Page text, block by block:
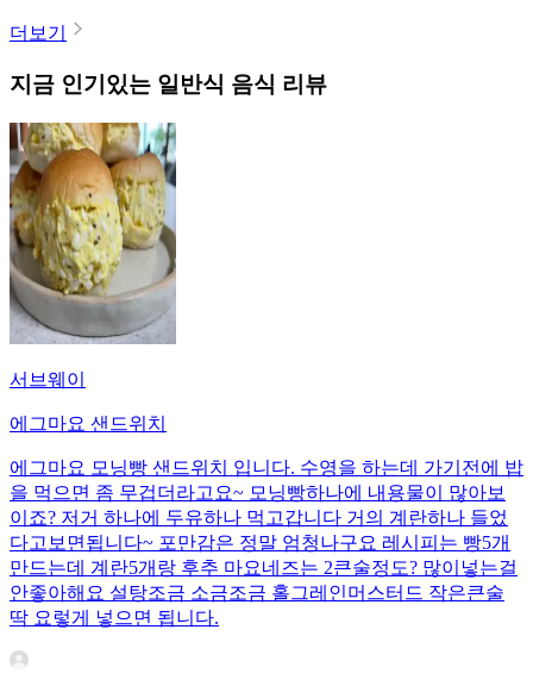
더보기
지금 인기있는 일반식 음식 리뷰
서브웨이
에그마요 샌드위치
에그마요 모닝빵 샌드위치 입니다. 수영을 하는데 가기전에 밥
을 먹으면 좀 무겁더라고요~ 모닝빵하나에 내용물이 많아보
이죠? 저거 하나에 두유하나 먹고갑니다 거의 계란하나 들었
다고보면됩니다~ 포만감은 정말 엄청나구요 레시피는 빵5개
만드는데 계란5개랑 후추 마요네즈는 2큰술정도? 많이넣는걸
안좋아해요 설탕조금 소금조금 홀그레인머스터드 작은큰술
딱 요렇게 넣으면 됩니다.